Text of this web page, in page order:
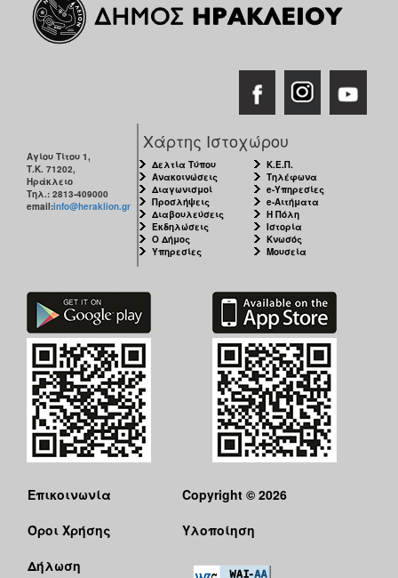
Αγίου Τίτου 1,
Τ.Κ. 71202,
Ηράκλειο
Τηλ.: 2813-409000
email:info@heraklion.gr
Χάρτης Ιστοχώρου
Δελτία Τύπου
Ανακοινώσεις
Διαγωνισμοί
Προσλήψεις
Διαβουλεύσεις
Εκδηλώσεις
Ο Δήμος
Υπηρεσίες
Κ.Ε.Π.
Τηλέφωνα
e-Υπηρεσίες
e-Αιτήματα
Η Πόλη
Ιστορία
Κνωσός
Μουσεία
Επικοινωνία
Όροι Χρήσης
Δήλωση
Copyright © 2026
Υλοποίηση